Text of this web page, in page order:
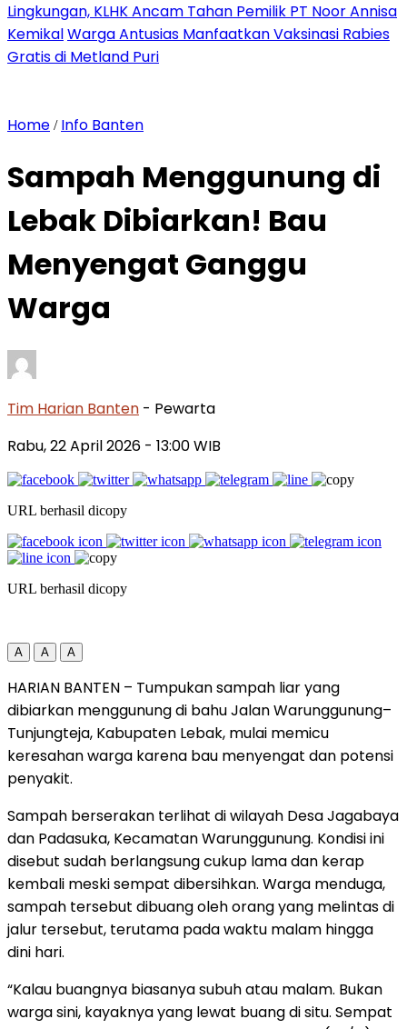
Lingkungan, KLHK Ancam Tahan Pemilik PT Noor Annisa
KemikalWarga Antusias Manfaatkan Vaksinasi Rabies
Gratis di Metland Puri
Home / Info Banten
Sampah Menggunung di
Lebak Dibiarkan! Bau
Menyengat Ganggu
Warga
Tim Harian Banten - Pewarta
Rabu, 22 April 2026 - 13:00 WIB
URL berhasil dicopy
URL berhasil dicopy
A A A
HARIAN BANTEN – Tumpukan sampah liar yang
dibiarkan menggunung di bahu Jalan Warunggunung–
Tunjungteja, Kabupaten Lebak, mulai memicu
keresahan warga karena bau menyengat dan potensi
penyakit.
Sampah berserakan terlihat di wilayah Desa Jagabaya
dan Padasuka, Kecamatan Warunggunung. Kondisi ini
disebut sudah berlangsung cukup lama dan kerap
kembali meski sempat dibersihkan. Warga menduga,
sampah tersebut dibuang oleh orang yang melintas di
jalur tersebut, terutama pada waktu malam hingga
dini hari.
“Kalau buangnya biasanya subuh atau malam. Bukan
warga sini, kayaknya yang lewat buang di situ. Sempat